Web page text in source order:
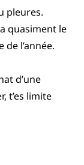
pleures.
quasiment le
l’année.
d’une
t’es limite